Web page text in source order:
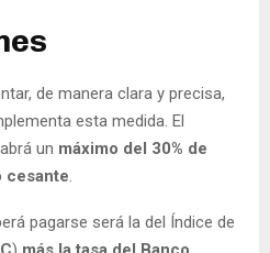
de manera clara y precisa,
esta medida. El
un máximo del 30% de
cesante.
pagarse será la del Índice de